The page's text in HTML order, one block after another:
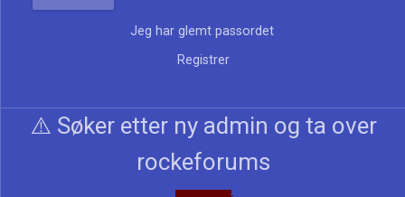
Jeg har glemt passordet
Registrer
⚠️ Søker etter ny admin og ta over
rockeforums